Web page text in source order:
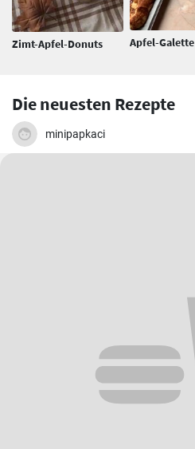
Zimt-Apfel-Donuts Apfel-Galette
Die neuesten Rezepte
minipapkaci